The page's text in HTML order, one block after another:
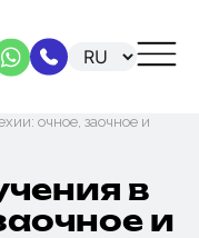
очное, заочное и
в
и